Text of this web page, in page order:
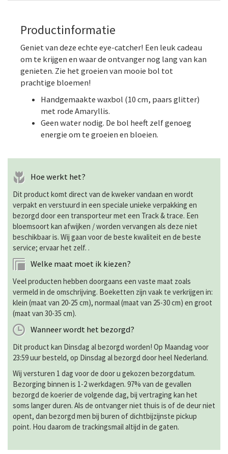
Productinformatie
Geniet van deze echte eye-catcher! Een leuk cadeau
om te krijgen en waar de ontvanger nog lang van kan
genieten. Zie het groeien van mooie bol tot
prachtige bloemen!
Handgemaakte waxbol (10 cm, paars glitter)
met rode Amaryllis.
Geen water nodig. De bol heeft zelf genoeg
energie om te groeien en bloeien.
Hoe werkt het?
Dit product komt direct van de kweker vandaan en wordt
verpakt en verstuurd in een speciale unieke verpakking en
bezorgd door een transporteur met een Track & trace. Een
bloemsoort kan afwijken / worden vervangen als deze niet
beschikbaar is. Wij gaan voor de beste kwaliteit en de beste
service; ervaar het zelf. .
Welke maat moet ik kiezen?
Veel producten hebben doorgaans een vaste maat zoals
vermeld in de omschrijving. Boeketten zijn vaak te verkrijgen in:
klein (maat van 20-25 cm), normaal (maat van 25-30 cm) en groot
(maat van 30-35 cm).
Wanneer wordt het bezorgd?
Dit product kan Dinsdag al bezorgd worden! Op Maandag voor
23:59 uur besteld, op Dinsdag al bezorgd door heel Nederland.
Wij versturen 1 dag voor de door u gekozen bezorgdatum.
Bezorging binnen is 1-2 werkdagen. 97% van de gevallen
bezorgd de koerier de volgende dag, bij vertraging kan het
soms langer duren. Als de ontvanger niet thuis is of de deur niet
opent, dan bezorgd men bij buren of dichtbijzijnste pickup
point. Hou daarom de trackingsmail altijd in de gaten.